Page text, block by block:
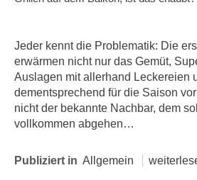
Jeder kennt die Problematik: Die
erwärmen nicht nur das Gemüt,
Auslagen mit allerhand Leckereien
dementsprechend für die Saison
nicht der bekannte Nachbar, dem
vollkommen abgehen…
Publiziert in Allgemein